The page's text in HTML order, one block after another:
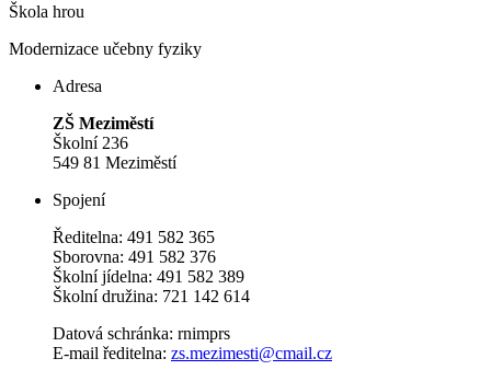
Škola hrou
Modernizace učebny fyziky
Adresa
ZŠ Meziměstí
Školní 236
549 81 Meziměstí
Spojení
Ředitelna: 491 582 365
Sborovna: 491 582 376
Školní jídelna: 491 582 389
Školní družina: 721 142 614
Datová schránka: rnimprs
E-mail ředitelna: zs.mezimesti@cmail.cz